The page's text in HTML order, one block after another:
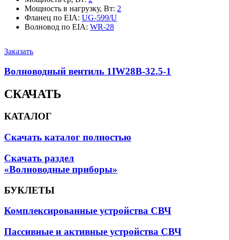
Мощность в нагрузку, Вт: 2
Фланец по EIA: UG-599/U
Волновод по EIA: WR-28
Заказать
Волноводный вентиль 1IW28B-32.5-1
СКАЧАТЬ
КАТАЛОГ
Скачать каталог полностью
Скачать раздел
«Волноводные приборы»
БУКЛЕТЫ
Комплексированные устройства СВЧ
Пассивные и активные устройства СВЧ